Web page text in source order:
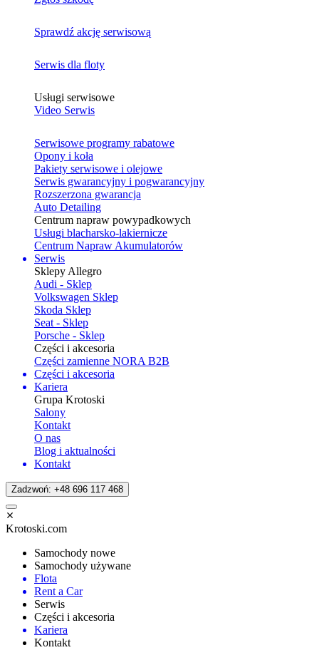
Sprawdź akcję serwisową
Serwis dla floty
Usługi serwisowe
Video Serwis
Serwisowe programy rabatowe
Opony i koła
Pakiety serwisowe i olejowe
Serwis gwarancyjny i pogwarancyjny
Rozszerzona gwarancja
Auto Detailing
Centrum napraw powypadkowych
Usługi blacharsko-lakiernicze
Centrum Napraw Akumulatorów
Serwis
Sklepy Allegro
Audi - Sklep
Volkswagen Sklep
Skoda Sklep
Seat - Sklep
Porsche - Sklep
Części i akcesoria
Części zamienne NORA B2B
Części i akcesoria
Kariera
Grupa Krotoski
Salony
Kontakt
O nas
Blog i aktualności
Kontakt
Zadzwoń: +48 696 117 468
Krotoski.com
Samochody nowe
Samochody używane
Flota
Rent a Car
Serwis
Części i akcesoria
Kariera
Kontakt